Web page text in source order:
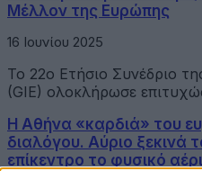
Μέλλον της Ευρώπης
16 Ιουνίου 2025
To 22o Ετήσιo Συνέδριο
(GIE) ολοκλήρωσε
Η Αθήνα «καρδιά» του
διαλόγου. Αύριο ξεκινά
επίκεντρο το φυσικό